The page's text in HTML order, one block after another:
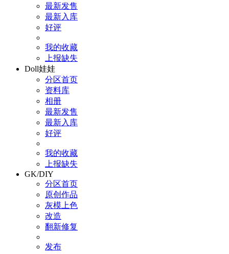
最新发售
最新入库
好评
我的收藏
上报缺失
Doll娃娃
分区首页
资料库
相册
最新发售
最新入库
好评
我的收藏
上报缺失
GK/DIY
分区首页
原创作品
灰模上色
改造
翻新修复
发布